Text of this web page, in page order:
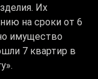
Их
на сроки от 6
имущество
7 квартир в